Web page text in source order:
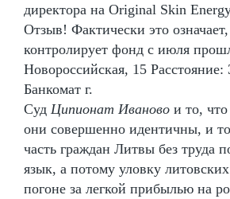
директора на Original Skin
Отзыв! Фактически это
контролирует фонд с июля
Новороссийская, 15 Расстояние:
Банкомат г.
Суд Ципионат Иваново и то,
они совершенно идентичны, и
часть граждан Литвы без труда
язык, а потому уловку
погоне за легкой прибылью на